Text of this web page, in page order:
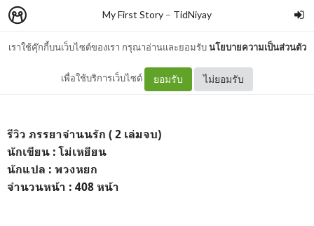
เราใช้คุ๊กกี้บนเว็บไซต์ของเรา กรุณาอ่านและยอมรับนโยบายความเป็นส่วนตัว
เพื่อใช้บริการเว็บไซต์ ยอมรับ ไม่ยอมรับ
My First Story – TidNiyay
ภรรยาจำนนรัก ( 2 เล่มจบ)
รีวิว ภรรยาจำนนรัก ( 2 เล่มจบ)
นักเขียน : โม่เหยียน
นักแปล : พวงหยก
จำนวนหน้า : 408 หน้า